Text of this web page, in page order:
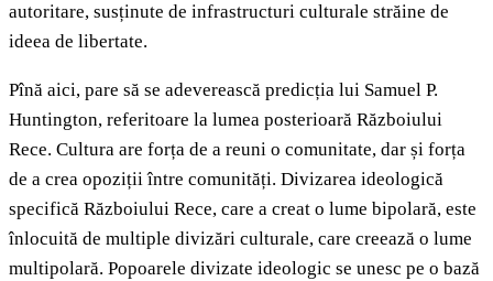
autoritare, susținute de infrastructuri culturale străine de
ideea de libertate.
Pînă aici, pare să se adeverească predicția lui Samuel P.
Huntington, referitoare la lumea posterioară Războiului
Rece. Cultura are forța de a reuni o comunitate, dar și forța
de a crea opoziții între comunități. Divizarea ideologică
specifică Războiului Rece, care a creat o lume bipolară, este
înlocuită de multiple divizări culturale, care creează o lume
multipolară. Popoarele divizate ideologic se unesc pe o bază